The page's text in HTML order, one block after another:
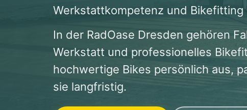
Werkstattkompetenz und Bikefitting
In der RadOase Dresden gehören
Werkstatt und professionelles
hochwertige Bikes persönlich aus,
sie langfristig.